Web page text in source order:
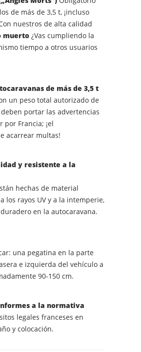
de más de 3,5 t, ¡incluso
nuestros de alta calidad
muerto ¿Vas cumpliendo la
tiempo a otros usuarios
de más de 3,5 t
un peso total autorizado de
portar las advertencias
Francia; ¡el
acarrear multas!
y resistente a la
hechas de material
los rayos UV y a la intemperie,
en la autocaravana.
una pegatina en la parte
e izquierda del vehículo a
90-150 cm.
a la normativa
legales franceses en
y colocación.